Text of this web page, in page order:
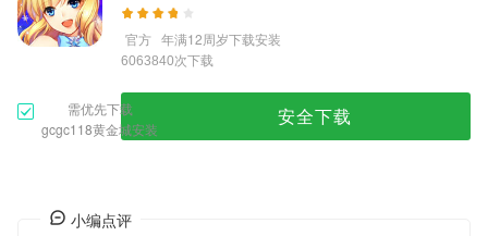
官方 年满12周岁下载安装
6063840次下载
需优先下载
gcgc118黄金城安装
安全下载
小编点评